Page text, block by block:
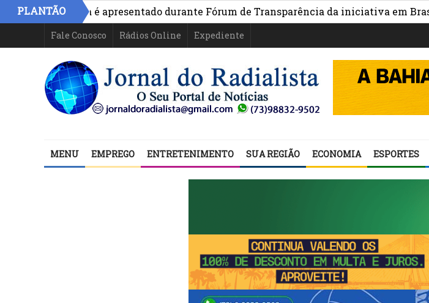
PLANTÃO
na Bahia é apresentado durante Fórum de Transparência da iniciativa em Brasília »
Fale Conosco Rádios Online Expediente
MENU EMPREGO ENTRETENIMENTO SUA REGIÃO ECONOMIA ESPORTES